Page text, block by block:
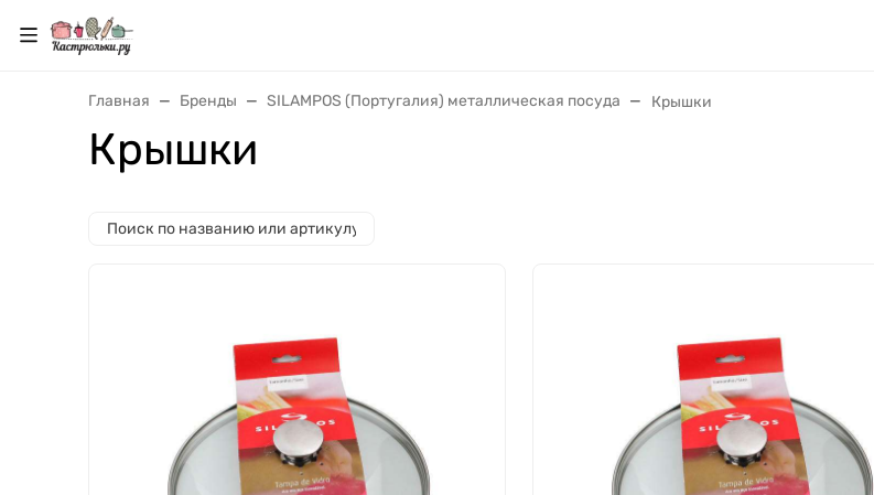
Главная Бренды SILAMPOS (Португалия) металлическая посуда Крышки
Крышки